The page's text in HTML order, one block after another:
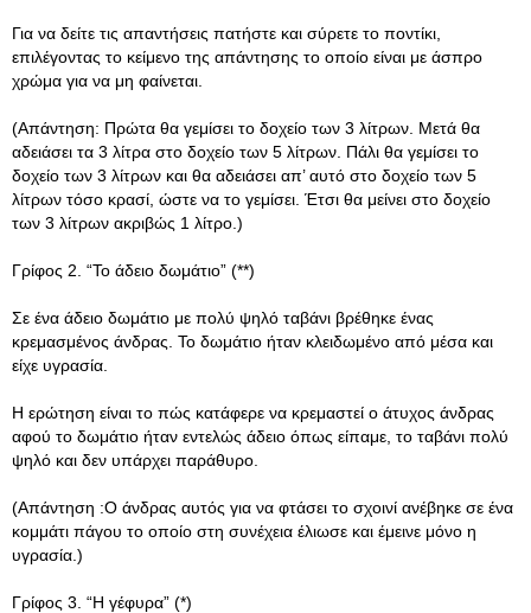
Για να δείτε τις απαντήσεις πατήστε και σύρετε το ποντίκι,
επιλέγοντας το κείμενο της απάντησης το οποίο είναι με άσπρο
χρώμα για να μη φαίνεται.
(Απάντηση: Πρώτα θα γεμίσει το δοχείο των 3 λίτρων. Μετά θα
αδειάσει τα 3 λίτρα στο δοχείο των 5 λίτρων. Πάλι θα γεμίσει το
δοχείο των 3 λίτρων και θα αδειάσει απ’ αυτό στο δοχείο των 5
λίτρων τόσο κρασί, ώστε να το γεμίσει. Έτσι θα μείνει στο δοχείο
των 3 λίτρων ακριβώς 1 λίτρο.)
Γρίφος 2. “Το άδειο δωμάτιο” (**)
Σε ένα άδειο δωμάτιο με πολύ ψηλό ταβάνι βρέθηκε ένας
κρεμασμένος άνδρας. Το δωμάτιο ήταν κλειδωμένο από μέσα και
είχε υγρασία.
Η ερώτηση είναι το πώς κατάφερε να κρεμαστεί ο άτυχος άνδρας
αφού το δωμάτιο ήταν εντελώς άδειο όπως είπαμε, το ταβάνι πολύ
ψηλό και δεν υπάρχει παράθυρο.
(Απάντηση :Ο άνδρας αυτός για να φτάσει το σχοινί ανέβηκε σε ένα
κομμάτι πάγου το οποίο στη συνέχεια έλιωσε και έμεινε μόνο η
υγρασία.)
Γρίφος 3. “Η γέφυρα” (*)